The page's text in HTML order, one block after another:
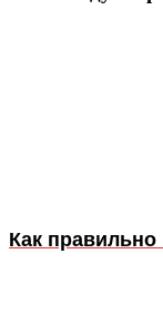
Как